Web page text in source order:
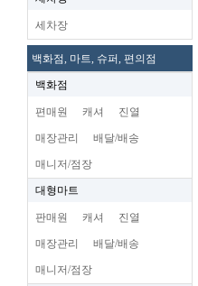
세차장
백화점, 마트, 슈퍼, 편의점
백화점
편매원 캐셔 진열
매장관리 배달/배송
매니저/점장
대형마트
판매원 캐셔 진열
매장관리 배달/배송
매니저/점장